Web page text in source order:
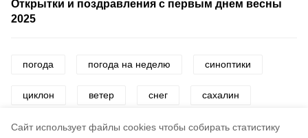
Cайт использует файлы cookies чтобы собирать статистику
Открытки и поздравления с первым днем весны
2025
погода погода на неделю синоптики
циклон ветер снег сахалин
сахалин и курилы сахалинская область